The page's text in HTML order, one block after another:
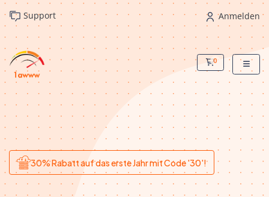
Support Anmelden
0Mein
30% Rabatt auf das erste Jahr mit Code '30'!